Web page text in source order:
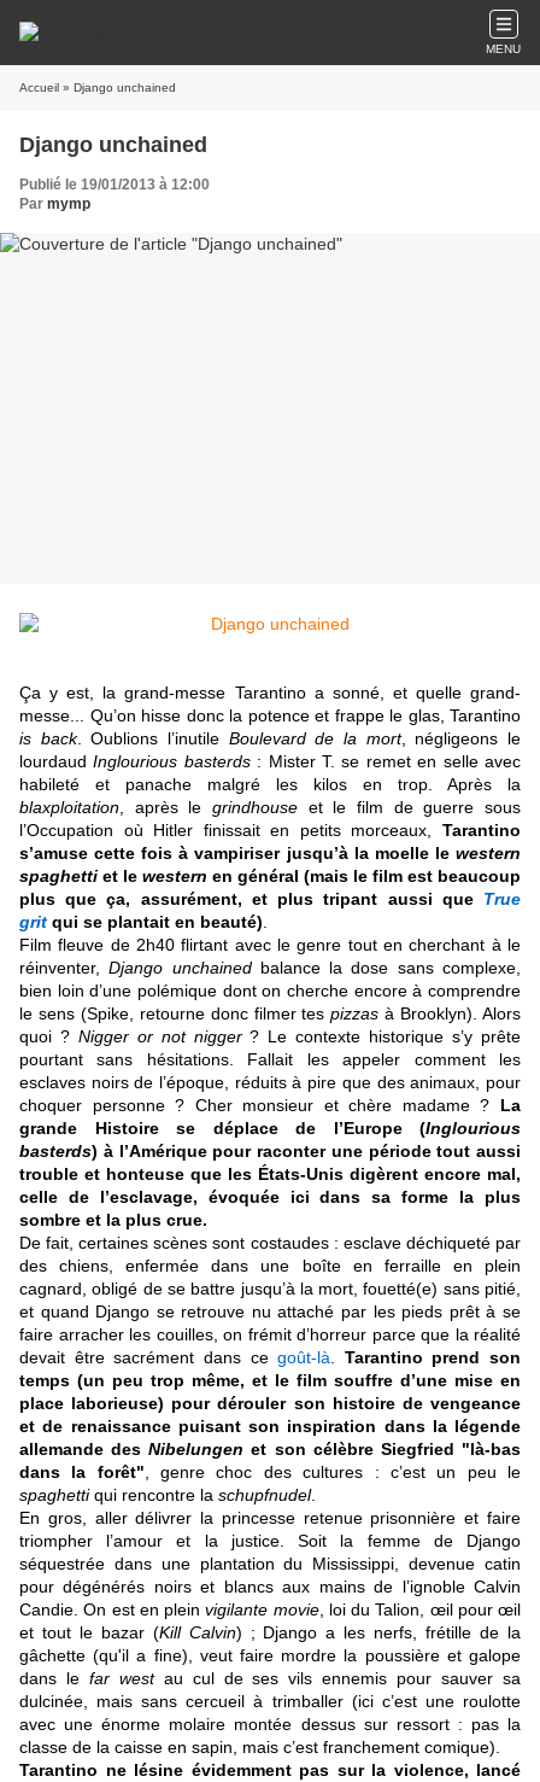
MENU
Accueil » Django unchained
Django unchained
Publié le 19/01/2013 à 12:00
Par mymp
Ça y est, la grand-messe Tarantino a sonné, et quelle grand-
messe... Qu’on hisse donc la potence et frappe le glas, Tarantino
is back. Oublions l’inutile Boulevard de la mort, négligeons le
lourdaudInglourious basterds: Mister T. se remet en selle avec
habileté et panache malgré les kilos en trop. Après la
blaxploitation , après le grindhouse et le film de guerre sous
l’Occupation où Hitler finissait en petits morceaux, Tarantino
s’amuse cette fois à vampiriser jusqu’à la moelle le western
spaghetti et le western en général (mais le film est beaucoup
plus que ça, assurément, et plus tripant aussi que True
grit qui se plantait en beauté)
Film fleuve de 2h40 flirtant avec le genre tout en cherchant à le
réinventer,Django unchainedbalance la dose sans complexe,
bien loin d’une polémique dont on cherche encore à comprendre
le sens (Spike, retourne donc filmer tespizzas à Brooklyn). Alors
quoi ? Nigger or not nigger? Le contexte historique s’y prête
pourtant sans hésitations. Fallait les appeler comment les
esclaves noirs de l’époque, réduits à pire que des animaux, pour
choquer personne ? Cher monsieur et chère madame ? La
grande Histoire se déplace de l’Europe (Inglourious
basterds) à l’Amérique pour raconter une période tout aussi
trouble et honteuse que les États-Unis digèrent encore mal,
celle de l’esclavage, évoquée ici dans sa forme la plus
sombre et la plus crue.
De fait, certaines scènes sont costaudes : esclave déchiqueté par
des chiens, enfermée dans une boîte en ferraille en plein
cagnard, obligé de se battre jusqu’à la mort, fouetté(e) sans pitié,
et quand Django se retrouve nu attaché par les pieds prêt à se
faire arracher les couilles, on frémit d’horreur parce que la réalité
devait être sacrément dans cegoût-là
Tarantino prend son
temps (un peu trop même, et le film souffre d’une mise en
place laborieuse) pour dérouler son histoire de vengeance
et de renaissance puisant son inspiration dans la légende
allemande desNibelungen et son célèbre Siegfried "là-bas
dans la forêt" , genre choc des cultures : c’est un peu le
spaghettiqui rencontre la schupfnudel.
En gros, aller délivrer la princesse retenue prisonnière et faire
triompher l’amour et la justice. Soit la femme de Django
séquestrée dans une plantation du Mississippi, devenue catin
pour dégénérés noirs et blancs aux mains de l’ignoble Calvin
Candie. On est en pleinvigilante movie, loi du Talion, œil pour œil
et tout le bazar (Kill Calvin) ; Django a les nerfs, frétille de la
gâchette (qu'il a fine), veut faire mordre la poussière et galope
dans le far westau cul de ses vils ennemis pour sauver sa
dulcinée, mais sans cercueil à trimballer (ici c’est une roulotte
avec une énorme molaire montée dessus sur ressort : pas la
classe de la caisse en sapin, mais c’est franchement comique).
Tarantino ne lésine évidemment pas sur la violence, lancé